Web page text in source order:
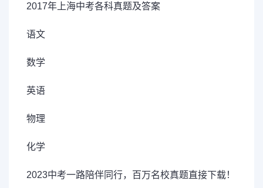
2017年上海中考各科真题及答案
语文
数学
英语
物理
化学
2023中考一路陪伴同行，百万名校真题直接下载！